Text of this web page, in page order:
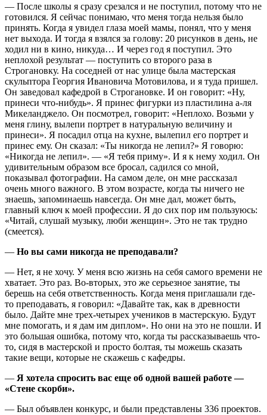
— После школы я сразу срезался и не поступил, потому что не
готовился. Я сейчас понимаю, что меня тогда нельзя было
принять. Когда я увидел глаза моей мамы, понял, что у меня
нет выхода. И тогда я взялся за голову: 20 рисунков в день, не
ходил ни в кино, никуда… И через год я поступил. Это
неплохой результат — поступить со второго раза в
Строгановку. На соседней от нас улице была мастерская
скульптора Георгия Ивановича Мотовилова, и я туда пришел.
Он заведовал кафедрой в Строгановке. И он говорит: «Ну,
принеси что-нибудь». Я принес фигурки из пластилина а-ля
Микеланджело. Он посмотрел, говорит: «Неплохо. Возьми у
меня глину, вылепи портрет в натуральную величину и
принеси». Я посадил отца на кухне, вылепил его портрет и
принес ему. Он сказал: «Ты никогда не лепил?» Я говорю:
«Никогда не лепил». — «Я тебя приму». И я к нему ходил. Он
удивительным образом все бросал, садился со мной,
показывал фотографии. На самом деле, он мне рассказал
очень много важного. В этом возрасте, когда ты ничего не
знаешь, запоминаешь навсегда. Он мне дал, может быть,
главный ключ к моей профессии. Я до сих пор им пользуюсь:
«Читай, слушай музыку, люби женщин». Это не так трудно
(смеется).
— Но вы сами никогда не преподавали?
— Нет, я не хочу. У меня всю жизнь на себя самого времени не
хватает. Это раз. Во-вторых, это же серьезное занятие, ты
берешь на себя ответственность. Когда меня приглашали где-
то преподавать, я говорил: «Давайте так, как в древности
было. Дайте мне трех-четырех учеников в мастерскую. Будут
мне помогать, и я дам им диплом». Но они на это не пошли. И
это большая ошибка, потому что, когда ты рассказываешь что-
то, сидя в мастерской и просто болтая, ты можешь сказать
такие вещи, которые не скажешь с кафедры.
— Я хотела спросить вас еще об одной вашей работе —
«Стене скорби».
— Был объявлен конкурс, и были представлены 336 проектов.